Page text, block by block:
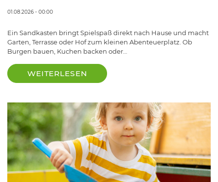
01.08.2026 - 00:00
Ein Sandkasten bringt Spielspaß direkt nach Hause und macht
Garten, Terrasse oder Hof zum kleinen Abenteuerplatz. Ob
Burgen bauen, Kuchen backen oder…
WEITERLESEN